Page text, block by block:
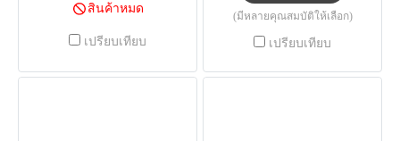
สินค้าหมด
เปรียบเทียบ
(มีหลายคุณสมบัติให้เลือก)
เปรียบเทียบ